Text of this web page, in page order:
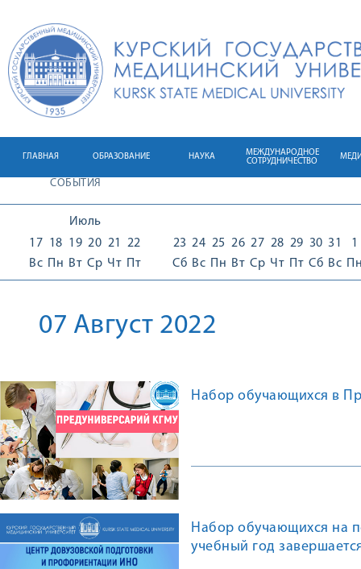
ГЛАВНАЯ ОБРАЗОВАНИЕ НАУКА
МЕЖДУНАРОДНОЕ
СОТРУДНИЧЕСТВО
СОБЫТИЯ
Июль
17
Вс
18
Пн
19
Вт
20
Ср
21
Чт
22
Пт
23
Сб
24
Вс
25
Пн
26
Вт
27
Ср
28
Чт
29
Пт
30
Сб
31
Вс
1
07 Август 2022
Набор обучающихся в
Набор обучающихся на
учебный год